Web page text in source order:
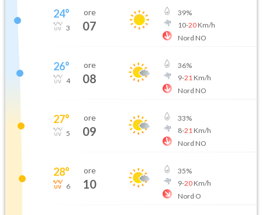
24°
3
ore
07
39%
10-20Km/h
Nord NO
26°
4
ore
08
36%
9-21Km/h
Nord NO
27°
5
ore
09
33%
8-21Km/h
Nord NO
28°
6
ore
10
35%
9-20Km/h
Nord O